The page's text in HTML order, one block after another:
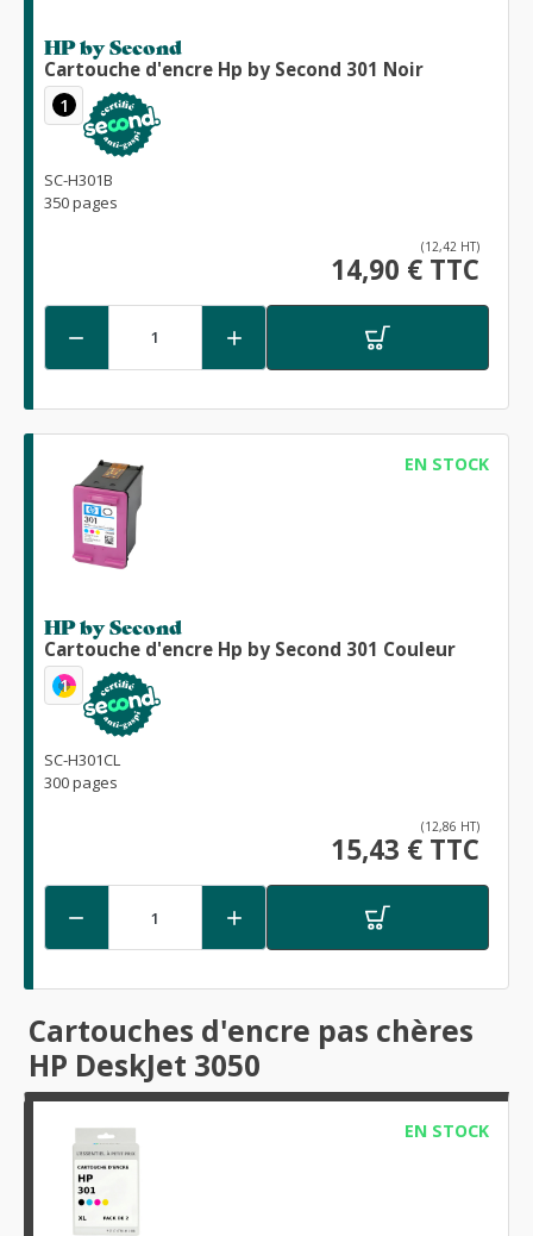
HP by Second
Cartouche d'encre Hp by Second 301 Noir
1
SC-H301B
350 pages
(12,42 HT)
14,90 € TTC
 
EN STOCK
HP by Second
Cartouche d'encre Hp by Second 301 Couleur
1
SC-H301CL
300 pages
(12,86 HT)
15,43 € TTC
 
Cartouches d'encre pas chères
HP DeskJet 3050
EN STOCK